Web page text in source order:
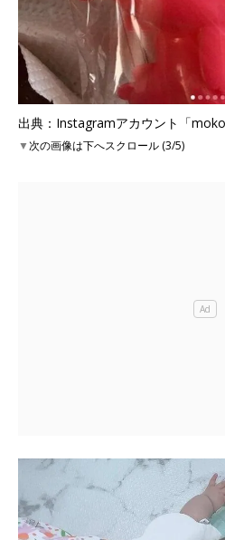
出典：Instagramアカウント「
▼次の画像は下へスクロール (3/5)